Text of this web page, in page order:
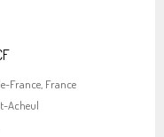
France, France
Acheul